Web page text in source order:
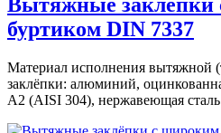
Вытяжные заклёпки
буртиком DIN 7337
Материал исполнения вытяжной
заклёпки: алюминий,
A2 (AISI 304), нержавеющая